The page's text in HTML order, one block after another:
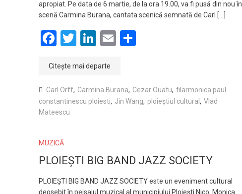
apropiat. Pe data de 6 martie, de la ora 19.00, va fi pusă din nou în
scenă Carmina Burana, cantata scenică semnată de Carl […]
Facebook
Twitter
LinkedIn
Email
Citește mai departe
Carl Orff, Carmina Burana, Cezar Ouatu, filarmonica paul
constantinescu ploiesti, Jin Wang, ploieștiul cultural , Vlad
Mateescu
MUZICĂ
PLOIEȘTI BIG BAND JAZZ SOCIETY
PLOIEȘTI BIG BAND JAZZ SOCIETY este un eveniment cultural
deosebit în peisajul muzical al municipiului Ploiești Nico, Monica